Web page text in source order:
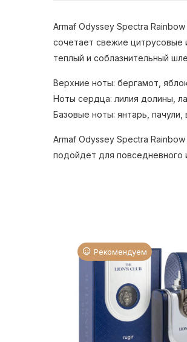
Armaf Odyssey Spectra
сочетает свежие цитрусовые
теплый и соблазнительный
Верхние ноты: бергамот,
Ноты сердца: лилия долины,
Базовые ноты: янтарь, пачули,
Armaf Odyssey Spectra
подойдет для повседневного
Рекомендуем